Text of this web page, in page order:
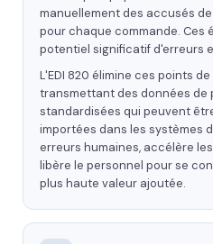
manuellement des accusés
pour chaque commande. Ces
potentiel significatif d'erreurs
L'EDI 820 élimine ces points
transmettant des données
standardisées qui peuvent
importées dans les systèmes
erreurs humaines, accélère
libère le personnel pour se
plus haute valeur ajoutée.